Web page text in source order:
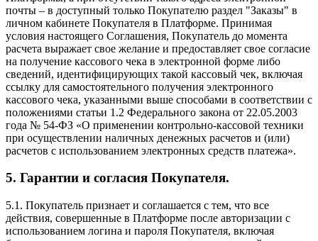
почты – в доступный только Покупателю раздел "Заказы" в
личном кабинете Покупателя в Платформе. Принимая
условия настоящего Соглашения, Покупатель до момента
расчета выражает свое желание и предоставляет свое согласие
на получение кассового чека в электронной форме либо
сведений, идентифицирующих такой кассовый чек, включая
ссылку для самостоятельного получения электронного
кассового чека, указанными выше способами в соответствии с
положениями статьи 1.2 Федерального закона от 22.05.2003
года № 54-ФЗ «О применении контрольно-кассовой техники
при осуществлении наличных денежных расчетов и (или)
расчетов с использованием электронных средств платежа».
5. Гарантии и согласия Покупателя.
5.1. Покупатель признает и соглашается с тем, что все
действия, совершенные в Платформе после авторизации с
использованием логина и пароля Покупателя, включая